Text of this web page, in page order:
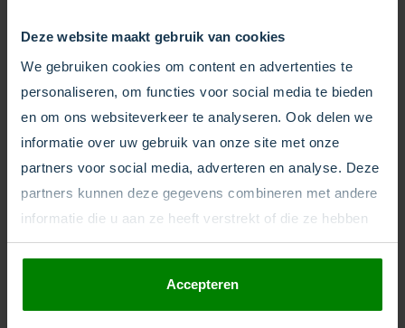
Deze website maakt gebruik van cookies
We gebruiken cookies om content en advertenties te
personaliseren, om functies voor social media te bieden
en om ons websiteverkeer te analyseren. Ook delen we
informatie over uw gebruik van onze site met onze
partners voor social media, adverteren en analyse. Deze
partners kunnen deze gegevens combineren met andere
informatie die u aan ze heeft verstrekt of die ze hebben
verzameld op basis van uw gebruik van hun services.
Accepteren
zomerbezetting
Login